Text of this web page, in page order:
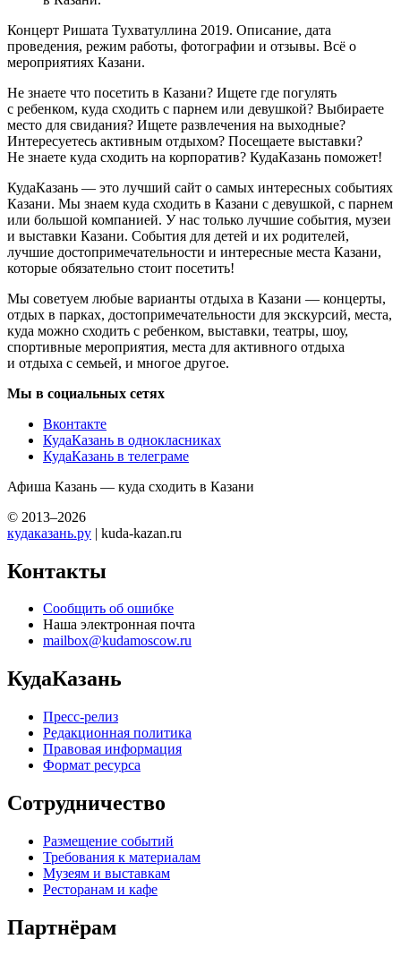
Концерт Ришата Тухватуллина 2019. Описание, дата
проведения, режим работы, фотографии и отзывы. Всё о
мероприятиях Казани.
Не знаете что посетить в Казани? Ищете где погулять
с ребенком, куда сходить с парнем или девушкой? Выбираете
место для свидания? Ищете развлечения на выходные?
Интересуетесь активным отдыхом? Посещаете выставки?
Не знаете куда сходить на корпоратив? КудаКазань поможет!
КудаКазань — это лучший сайт о самых интересных событиях
Казани. Мы знаем куда сходить в Казани с девушкой, с парнем
или большой компанией. У нас только лучшие события, музеи
и выставки Казани. События для детей и их родителей,
лучшие достопримечательности и интересные места Казани,
которые обязательно стоит посетить!
Мы советуем любые варианты отдыха в Казани — концерты,
отдых в парках, достопримечательности для экскурсий, места,
куда можно сходить с ребенком, выставки, театры, шоу,
спортивные мероприятия, места для активного отдыха
и отдыха с семьей, и многое другое.
Мы в социальных сетях
Вконтакте
КудаКазань в однокласниках
КудаКазань в телеграме
Афиша Казань — куда сходить в Казани
© 2013–2026
кудаказань.ру | kuda-kazan.ru
Контакты
Сообщить об ошибке
Наша электронная почта
mailbox@kudamoscow.ru
КудаКазань
Пресс-релиз
Редакционная политика
Правовая информация
Формат ресурса
Сотрудничество
Размещение событий
Требования к материалам
Музеям и выставкам
Ресторанам и кафе
Партнёрам